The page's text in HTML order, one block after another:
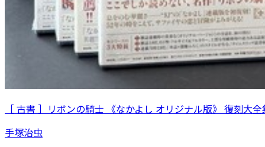
［ 古書 ］リボンの騎士 《なかよし オリジナル版》 復刻大
手塚治虫